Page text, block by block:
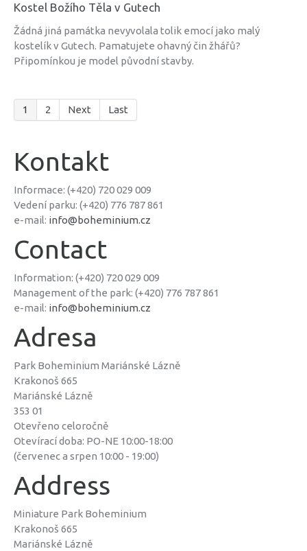
Kostel Božího Těla v Gutech
Žádná jiná památka nevyvolala tolik emocí jako malý
kostelík v Gutech. Pamatujete ohavný čin žhářů?
Připomínkou je model původní stavby.
1 2 Next Last
Kontakt
Informace: (+420) 720 029 009
Vedení parku: (+420) 776 787 861
e-mail: info@boheminium.cz
Contact
Information: (+420) 720 029 009
Management of the park: (+420) 776 787 861
e-mail: info@boheminium.cz
Adresa
Park Boheminium Mariánské Lázně
Krakonoš 665
Mariánské Lázně
353 01
Otevřeno celoročně
Otevírací doba: PO-NE 10:00-18:00
(červenec a srpen 10:00 - 19:00)
Address
Miniature Park Boheminium
Krakonoš 665
Mariánské Lázně